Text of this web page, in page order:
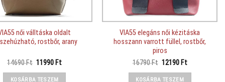
női válltáska oldalt
rostbőr, arany
14690Ft Original
was:
11990 FtCurrent
KOSÁRBA TESZEM
VIA55 elegáns női kézitáska
hosszann varrott füllel, rostbőr,
piros
16790Ft Original
was:
12190 FtCurrent
KOSÁRBA TESZEM